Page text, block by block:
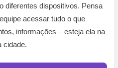
diferentes dispositivos. Pensa
acessar tudo o que
informações – esteja ela na
cidade.